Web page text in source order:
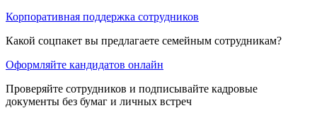
Корпоративная поддержка сотрудников
Какой соцпакет вы предлагаете семейным сотрудникам?
Оформляйте кандидатов онлайн
Проверяйте сотрудников и подписывайте кадровые
документы без бумаг и личных встреч